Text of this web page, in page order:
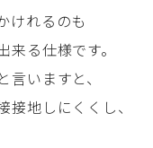
けれるのも
る仕様です。
いますと、
地しにくくし、